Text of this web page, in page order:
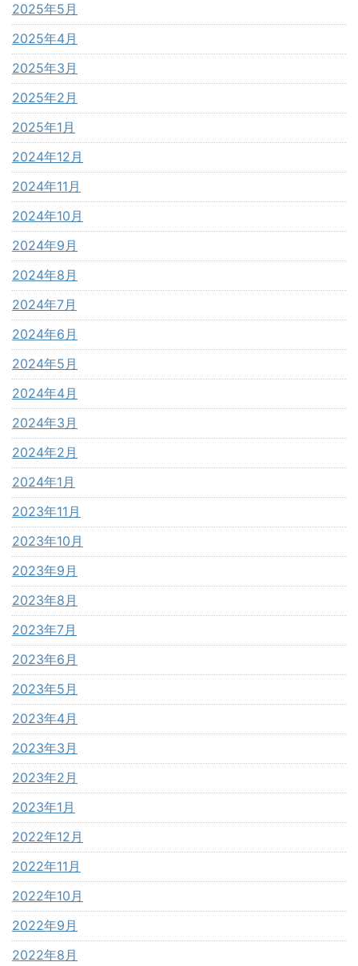
2025年5月
2025年4月
2025年3月
2025年2月
2025年1月
2024年12月
2024年11月
2024年10月
2024年9月
2024年8月
2024年7月
2024年6月
2024年5月
2024年4月
2024年3月
2024年2月
2024年1月
2023年11月
2023年10月
2023年9月
2023年8月
2023年7月
2023年6月
2023年5月
2023年4月
2023年3月
2023年2月
2023年1月
2022年12月
2022年11月
2022年10月
2022年9月
2022年8月